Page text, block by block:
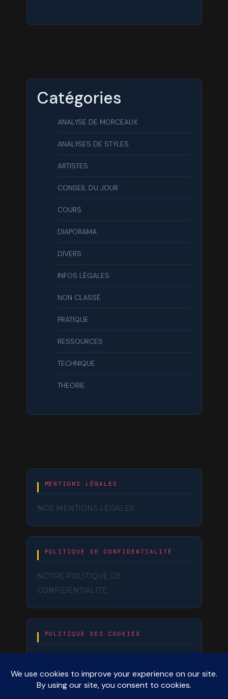
Catégories
ANALYSE DE MORCEAUX
ANALYSES DE STYLES
ARTISTES
CONSEIL DU JOUR
COURS
DIAPORAMA
DIVERS
INFOS LÉGALES
NON CLASSÉ
PRATIQUE
RESSOURCES
TECHNIQUE
THEORIE
MENTIONS LÉGALES
NOS MENTIONS LÉGALES
POLITIQUE DE CONFIDENTIALITÉ
NOTRE POLITIQUE DE
CONFIDENTIALITÉ
POLITIQUE DES COOKIES